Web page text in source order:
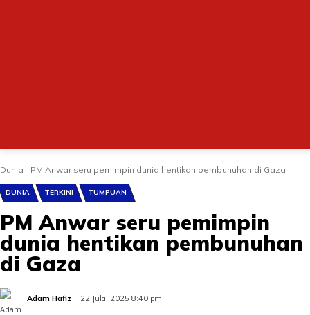
Dunia PM Anwar seru pemimpin dunia hentikan pembunuhan di Gaza
DUNIA TERKINI TUMPUAN
PM Anwar seru pemimpin
dunia hentikan pembunuhan
di Gaza
Adam Hafiz 22 Julai 2025 8:40 pm